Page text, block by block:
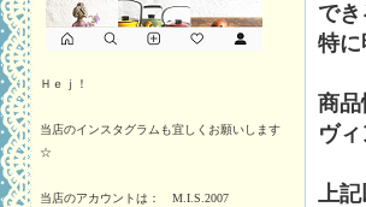
Ｈｅｊ！
当店のインスタグラムも宜しくお願いします
☆
当店のアカウントは： M.I.S.2007
で
特に
商品
ヴ
上記